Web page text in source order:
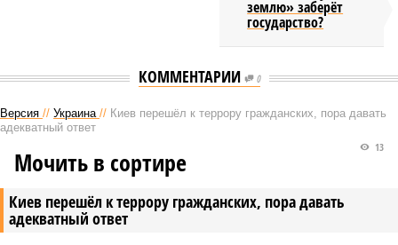
землю» заберёт
государство?
КОММЕНТАРИИ 0
Версия // Украина // Киев перешёл к террору гражданских, пора давать
адекватный ответ
Киев перешёл к террору гражданских, пора давать
адекватный ответ
13
Мочить в сортире